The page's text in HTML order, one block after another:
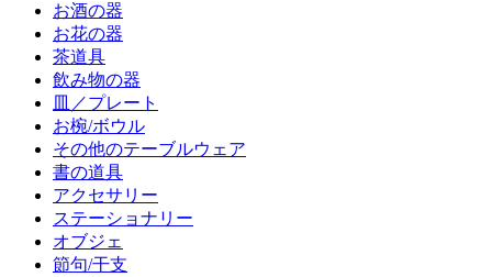
お酒の器
お花の器
茶道具
飲み物の器
皿／プレート
お椀/ボウル
その他のテーブルウェア
書の道具
アクセサリー
ステーショナリー
オブジェ
節句/干支